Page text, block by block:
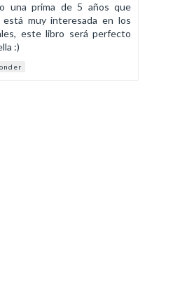
una prima de 5 años que
muy interesada en los
este libro será perfecto
:)